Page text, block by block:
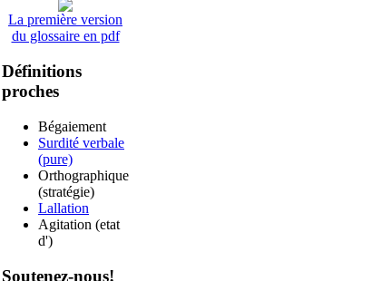
La première version
du glossaire en pdf
Définitions
proches
Bégaiement
Surdité verbale
(pure)
Orthographique
(stratégie)
Lallation
Agitation (etat
d')
Soutenez-nous!